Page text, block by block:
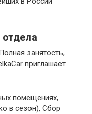
отдела
занятость,
приглашает
помещениях,
в сезон), Сбор